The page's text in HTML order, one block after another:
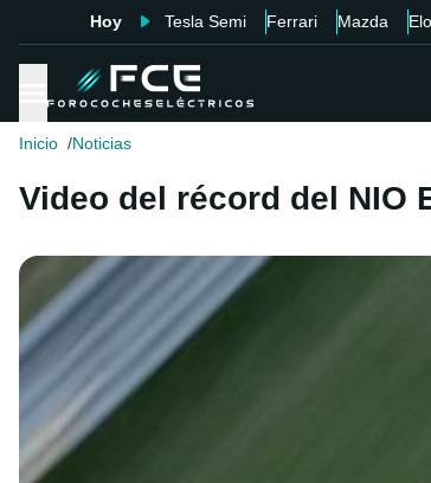
Hoy Tesla Semi Ferrari Mazda
Inicio Noticias
Video del récord del NIO